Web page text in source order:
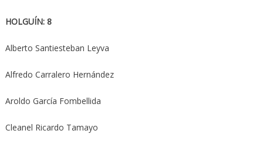
HOLGUÍN: 8
Alberto Santiesteban Leyva
Alfredo Carralero Hernández
Aroldo García Fombellida
Cleanel Ricardo Tamayo